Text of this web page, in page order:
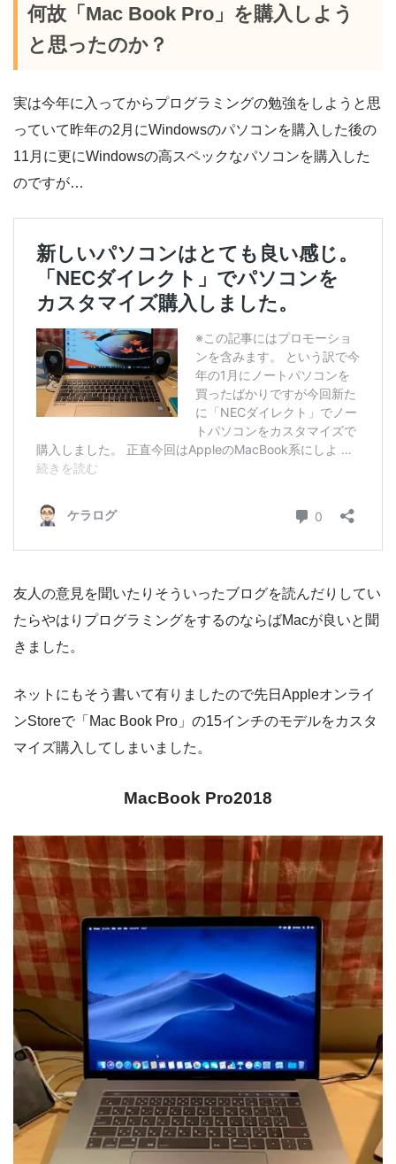
何故「Mac Book Pro」を購入しよう
と思ったのか？
実は今年に入ってからプログラミングの勉強をしようと思
っていて昨年の2月にWindowsのパソコンを購入した後の
11月に更にWindowsの高スペックなパソコンを購入した
のですが…
友人の意見を聞いたりそういったブログを読んだりしてい
たらやはりプログラミングをするのならばMacが良いと聞
きました。
ネットにもそう書いて有りましたので先日Appleオンライ
ンStoreで「Mac Book Pro」の15インチのモデルをカスタ
マイズ購入してしまいました。
MacBook Pro2018